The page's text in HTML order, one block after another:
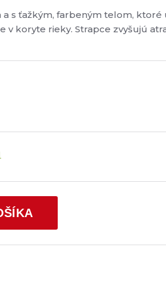
s ťažkým, farbeným telom,
v koryte rieky. Strapce zvyšujú